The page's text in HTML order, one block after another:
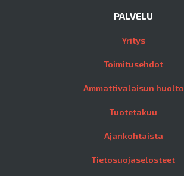
PALVELU
Yritys
Toimitusehdot
Ammattivalaisun huolto
Tuotetakuu
Ajankohtaista
Tietosuojaselosteet